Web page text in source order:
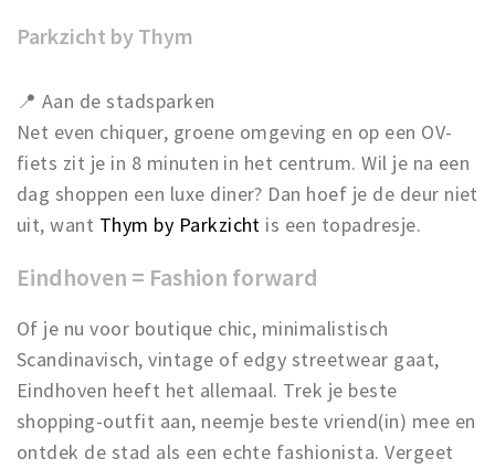
Parkzicht by Thym
📍 Aan de stadsparken
Net even chiquer, groene omgeving en op een OV-
fiets zit je in 8 minuten in het centrum. Wil je na een
dag shoppen een luxe diner? Dan hoef je de deur niet
uit, want Thym by Parkzicht is een topadresje.
Eindhoven = Fashion forward
Of je nu voor boutique chic, minimalistisch
Scandinavisch, vintage of edgy streetwear gaat,
Eindhoven heeft het allemaal. Trek je beste
shopping-outfit aan, neemje beste vriend(in) mee en
ontdek de stad als een echte fashionista. Vergeet